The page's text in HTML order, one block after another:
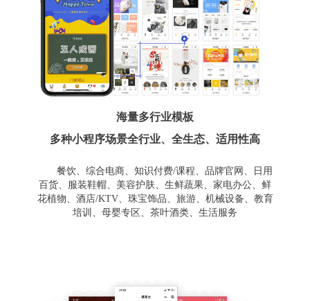
海量多行业模板
多种小程序场景全行业、全生态、适用性高
餐饮、综合电商、知识付费/课程、品牌官网、日用
百货、服装鞋帽、美容护肤、生鲜蔬果、家电办公、鲜
花植物、酒店/KTV、珠宝饰品、旅游、机械设备、教育
培训、母婴专区、茶叶酒类、生活服务